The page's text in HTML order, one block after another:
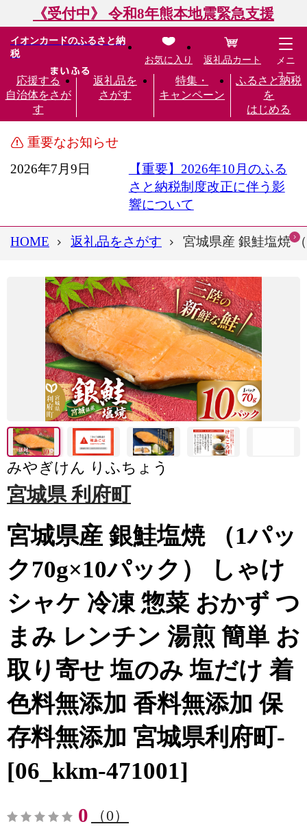
《受付中》 令和8年熊本地震緊急支援
イオンカードのふるさと納
税
応援する
自治体をさが
す
返礼品を
さがす
特集・
キャンペーン
ふるさと納税
を
はじめる
お気に入り 返礼品カート
メニ
ュー
重要なお知らせ
2026年7月9日
【重要】2026年10月のふる
さと納税制度改正に伴う影
響について
HOME 返礼品をさがす 宮城県産 銀鮭塩焼
みやぎけん りふちょう
宮城県 利府町
宮城県産 銀鮭塩焼 （1パッ
ク70g×10パック） しゃけ
シャケ 冷凍 惣菜 おかず つ
まみ レンチン 湯煎 簡単 お
取り寄せ 塩のみ 塩だけ 着
色料無添加 香料無添加 保
存料無添加 宮城県利府町-
[06_kkm-471001]
0 （0）